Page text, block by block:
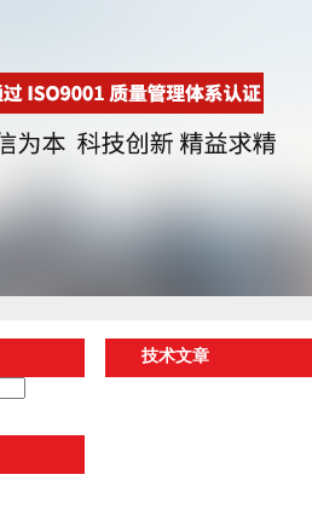
技术文章